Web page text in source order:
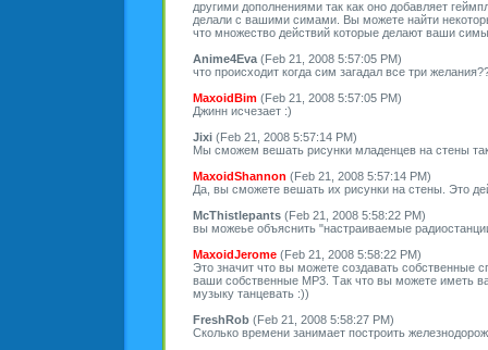
другими дополнениями так как оно добавляет
делали с вашими симами. Вы можете найти
что множество действий которые делают ваши
Anime4Eva (Feb 21, 2008 5:57:05 PM)
что происходит когда сим загадал все три
MaxoidBim (Feb 21, 2008 5:57:05 PM)
Джинн исчезает :)
Jixi (Feb 21, 2008 5:57:14 PM)
Мы сможем вешать рисунки младенцев на стены
MaxoidShannon (Feb 21, 2008 5:57:14 PM)
Да, вы сможете вешать их рисунки на стены. Это
McThistlepants (Feb 21, 2008 5:58:22 PM)
вы можеье объяснить "настраиваемые
MaxoidJerome (Feb 21, 2008 5:58:22 PM)
Это значит что вы можете создавать собственные
ваши собственные MP3. Так что вы можете иметь
музыку танцевать :))
FreshRob (Feb 21, 2008 5:58:27 PM)
Сколько времени занимает построить